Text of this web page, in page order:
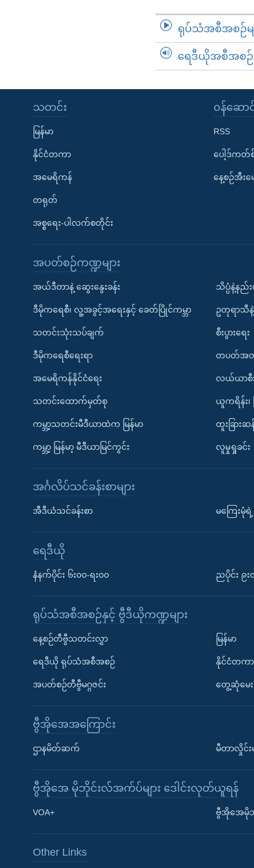
Learning English
ရုပ်သံအစီအစဉ်မျ
ရေဒီယိုအစီအစဉ်မ
သတင်း
မြန်မာ
နိုင်ငံတကာ
အမေရိကန်
တရုတ်
အစ္စရေး-ပါလက်စတိုင်း
၀န်ဆောင်
RSS
ပေါ့ဒ်ကတ်
နေ့စဉ်အီး
အပတ်စဉ်ကဏ္ဍများ
အယ်ဒီတာနဲ့ ဆွေးနွေးခန်း
ဒီမိုကရေစီ၊ လူ့အခွင့်အရေးနှင့် ခေတ်ပြိုင်ကမ္ဘာ
သတင်းသုံးသပ်ချက်
ဒီမိုကရေစီရေးရာ
အမေရိကန်နိုင်ငံရေး
သတင်းထောက်မှတ်စု
ကမ္ဘာ့သတင်းမီဒီယာထဲက မြန်မာ
ကမ္ဘာ့ မြန်မာ့ မီဒီယာမြင်ကွင်း
သိပ္ပံနဲ့နည်
ဥတုရာသီနဲ့
စီးပွားရေး
တပတ်အတွ
လယ်ယာစီး
ယူကရိန်း၊
ထူးခြားဆ
လူမှုရှုခင်း
အင်္ဂလိပ်သင်ခန်းစာများ
အီဒီယံသင်ခန်းစာ မကြေးမုံ
ရေဒီယို
နံနက်ပိုင်း ၆း၀၀-ရး၀၀ ညပိုင်း ၉း
ရုပ်သံအစီအစဉ်နှင့် ဗွီဒီယိုကဏ္ဍများ
နေ့စဉ်တီဗွီသတင်းလွှာ
ရေဒီယို ရုပ်သံအစီအစဉ်
အပတ်စဉ်တီဗွီမဂ္ဂဇင်း
မြန်မာ
နိုင်ငံတကာ
တွေ့ဆုံမေးမ
ဗွီအိုအေအကြောင်း
ဌာနမိတ်ဆက် မီတာလှိုင်းမ
ဗွီအိုအေ မိုဘိုင်းလ်အက်ပ်များ ဒေါင်းလုတ်ယူရန်
VOA+ ဗွီအိုအေမို
Other Links